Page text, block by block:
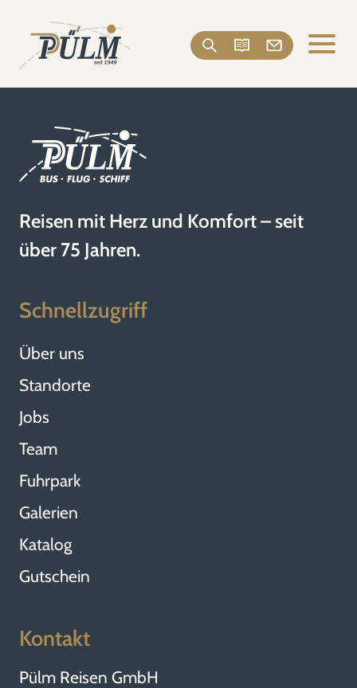
Reisen mit Herz und Komfort – seit
über 75 Jahren.
Schnellzugriff
Über uns
Standorte
Jobs
Team
Fuhrpark
Galerien
Katalog
Gutschein
Kontakt
Pülm Reisen GmbH